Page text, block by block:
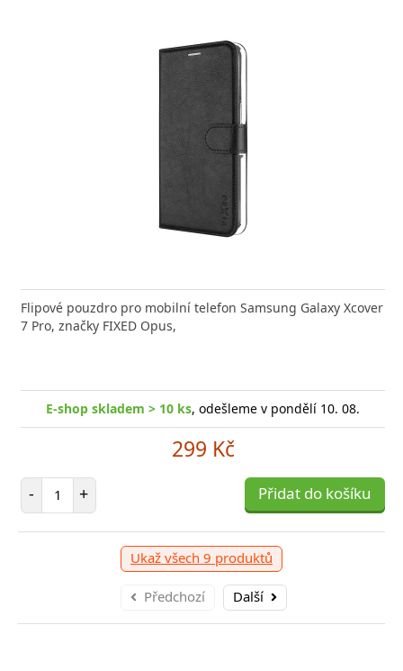
Flipové pouzdro pro mobilní telefon Samsung Galaxy Xcover
7 Pro, značky FIXED Opus,
E-shop skladem > 10 ks, odešleme v pondělí 10. 08.
299 Kč
- Počet položek
+ Přidat do košíku
Ukaž všech 9 produktů
Předchozí Další